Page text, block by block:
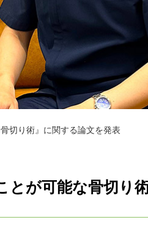
切り術』に関する論文を発表
とが可能な骨切り